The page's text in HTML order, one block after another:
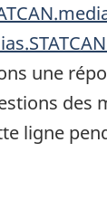
une
des
ligne